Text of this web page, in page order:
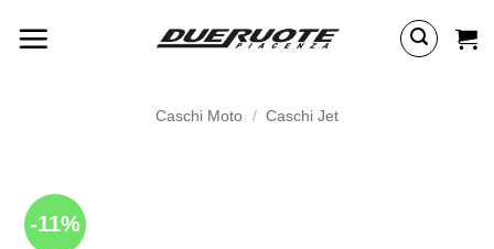
Caschi Moto / Caschi Jet
-11%